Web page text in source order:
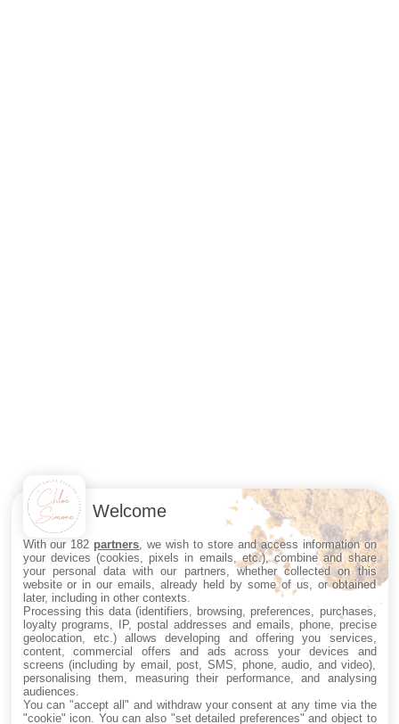
Welcome
With our 182 partners , we wish to store and access information on
your devices (cookies, pixels in emails, etc.), combine and share
your personal data with our partners, whether collected on this
website or in our emails, already held by some of us, or obtained
later, including in other contexts.
Processing this data (identifiers, browsing, preferences, purchases,
loyalty programs, IP, postal addresses and emails, phone, precise
geolocation, etc.) allows developing and offering you services,
content, commercial offers and ads across your devices and
screens (including by email, post, SMS, phone, audio, and video),
personalising them, measuring their performance, and analysing
audiences.
You can "accept all" and withdraw your consent at any time via the
"cookie" icon . You can also "set detailed preferences" and object to